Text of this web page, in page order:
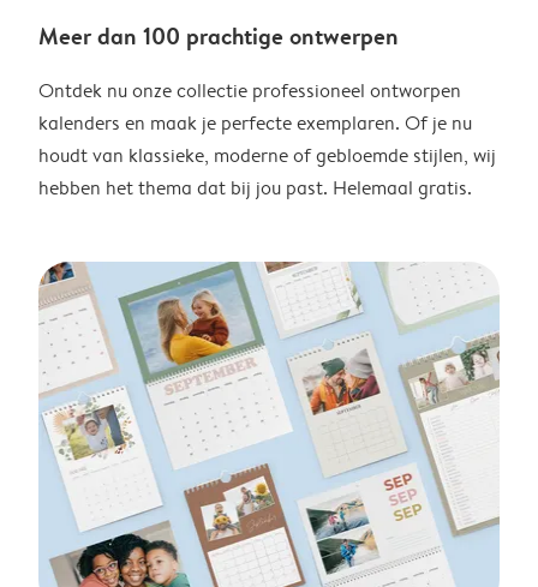
Meer dan 100 prachtige ontwerpen
Ontdek nu onze collectie professioneel ontworpen
kalenders en maak je perfecte exemplaren. Of je nu
houdt van klassieke, moderne of gebloemde stijlen, wij
hebben het thema dat bij jou past. Helemaal gratis.